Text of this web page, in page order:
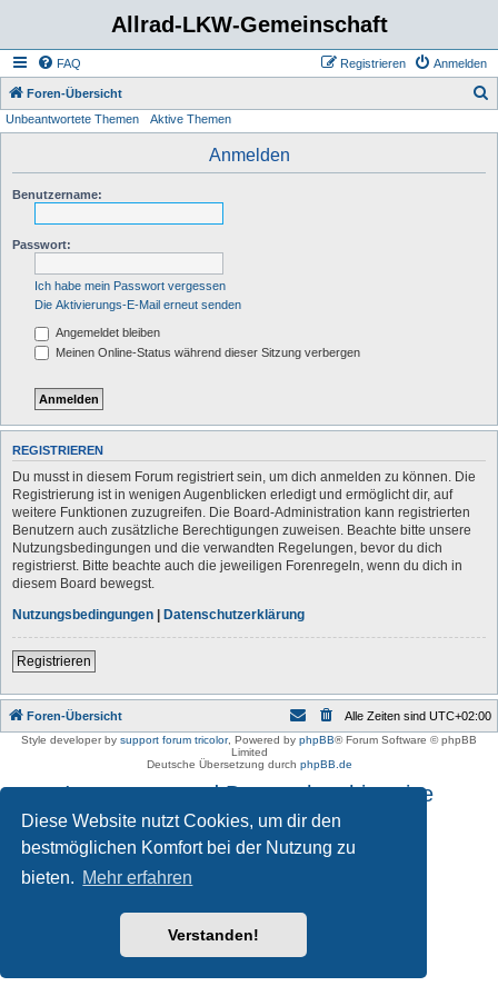
Diese Website nutzt Cookies, um dir den
bestmöglichen Komfort bei der Nutzung zu
bieten. Mehr erfahren
Verstanden!
Allrad-LKW-Gemeinschaft
FAQ Anmelden
Registrieren
Foren-Übersicht
Unbeantwortete Themen Aktive Themen
Anmelden
Benutzername:
Passwort:
Ich habe mein Passwort vergessen
Die Aktivierungs-E-Mail erneut senden
Angemeldet bleiben
Meinen Online-Status während dieser Sitzung verbergen
REGISTRIEREN
Du musst in diesem Forum registriert sein, um dich anmelden zu können. Die
Registrierung ist in wenigen Augenblicken erledigt und ermöglicht dir, auf
weitere Funktionen zuzugreifen. Die Board-Administration kann registrierten
Benutzern auch zusätzliche Berechtigungen zuweisen. Beachte bitte unsere
Nutzungsbedingungen und die verwandten Regelungen, bevor du dich
registrierst. Bitte beachte auch die jeweiligen Forenregeln, wenn du dich in
diesem Board bewegst.
Nutzungsbedingungen | Datenschutzerklärung
Registrieren
Foren-Übersicht Alle Zeiten sind UTC+02:00
Style developer by support forum tricolor, Powered by phpBB® Forum Software © phpBB
Limited
Deutsche Übersetzung durch phpBB.de
Impressum und Datenschutzhinweise